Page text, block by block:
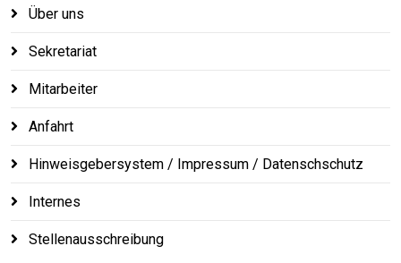
Über uns
Sekretariat
Mitarbeiter
Anfahrt
Hinweisgebersystem / Impressum / Datenschschutz
Internes
Stellenausschreibung